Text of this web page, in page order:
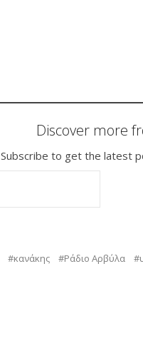
Discover more
Subscribe to get the latest
κανάκης Ράδιο Αρβύλα